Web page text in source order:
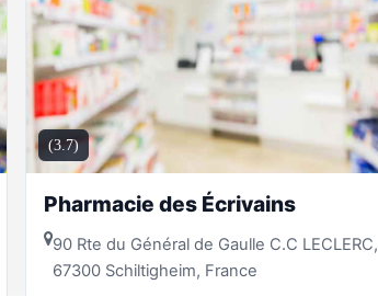
(3.7)
Pharmacie des Écrivains
90 Rte du Général de Gaulle C.C LECLERC,
67300 Schiltigheim, France